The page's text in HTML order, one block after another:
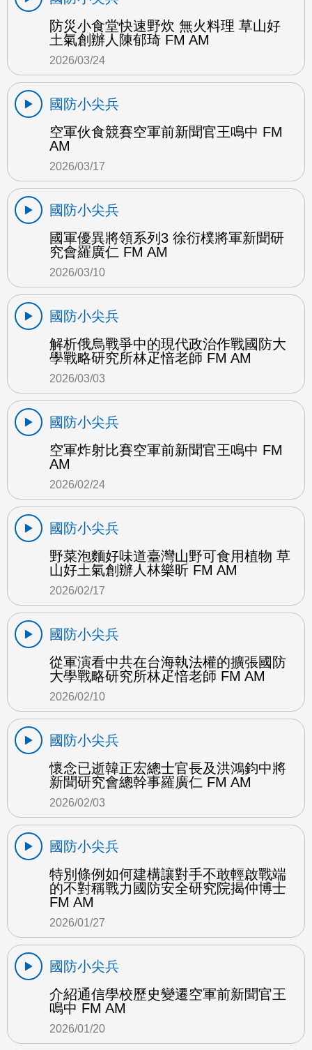
防災小食堂快速野炊 無火料理 草山好
土氣創辦人陳郁琦 FM AM
2026/03/24
國防小尖兵
空軍伙食競賽空軍前新聞官王鳴中 FM
AM
2026/03/17
國防小尖兵
國軍優異將領系列3 徐衍樸將軍新聞研
究會羅廣仁 FM AM
2026/03/10
國防小尖兵
解析俄烏戰爭中的現代政治作戰國防大
學戰略研究所林疋愔老師 FM AM
2026/03/03
國防小尖兵
空軍炸射比賽空軍前新聞官王鳴中 FM
AM
2026/02/24
國防小尖兵
野菜泡麵好味道臺灣山野可食用植物 草
山好土氣創辦人林樂昕 FM AM
2026/02/17
國防小尖兵
從軍演看中共在台海執法權的擴張國防
大學戰略研究所林疋愔老師 FM AM
2026/02/10
國防小尖兵
懷念已逝韓正宏總士官長及洪鴻鈞中將
新聞研究會總幹事羅廣仁 FM AM
2026/02/03
國防小尖兵
特別條例如何建構讓對手不敢輕啟戰端
的不對稱戰力國防安全研究院揭仲博士
FM AM
2026/01/27
國防小尖兵
介紹通信學校歷史變遷空軍前新聞官王
鳴中 FM AM
2026/01/20